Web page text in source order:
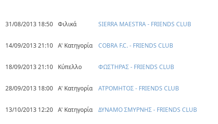
31/08/2013 18:50 Φιλικά SIERRA MAESTRA - FRIENDS CLUB
14/09/2013 21:10 Α' Κατηγορία COBRA F.C. - FRIENDS CLUB
18/09/2013 21:10 Κύπελλο ΦΩΣΤΗΡΑΣ - FRIENDS CLUB
28/09/2013 18:00 Α' Κατηγορία ΑΤΡΟΜΗΤΟΣ - FRIENDS CLUB
13/10/2013 12:20 Α' Κατηγορία ΔΥΝΑΜΟ ΣΜΥΡΝΗΣ - FRIENDS CLUB